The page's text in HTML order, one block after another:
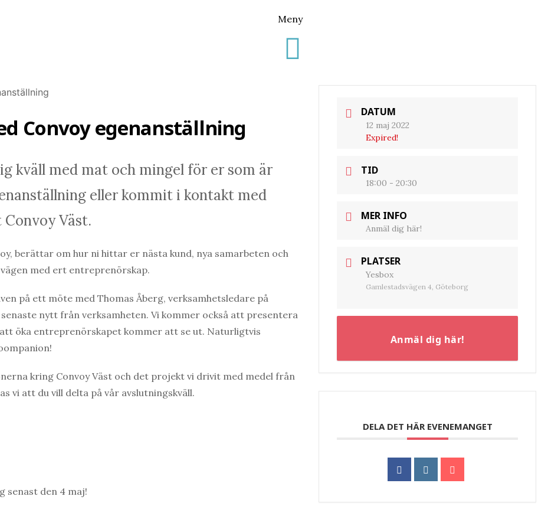
Meny
Convoy egenanställning
kväll med mat och mingel för er som är
eller kommit i kontakt med
Väst.
berättar om hur ni hittar er nästa kund, nya samarbeten och
med ert entreprenörskap.
på ett möte med Thomas Åberg, verksamhetsledare på
nytt från verksamheten. Vi kommer också att presentera
öka entreprenörskapet kommer att se ut. Naturligtvis
kring Convoy Väst och det projekt vi drivit med medel från
vi att du vill delta på vår avslutningskväll.
senast den 4 maj!
DATUM
12 maj 2022
Expired!
TID
18:00 - 20:30
MER INFO
Anmäl dig här!
PLATSER
Yesbox
Gamlestadsvägen 4, Göteborg
Anmäl dig här!
DELA DET HÄR EVENEMANGET